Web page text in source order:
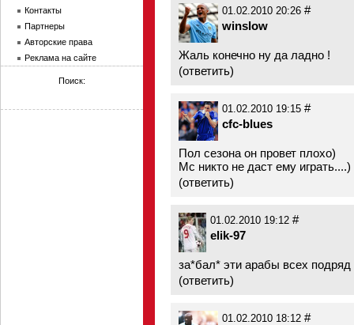
01.02.2010 20:26 #
winslow
Жаль конечно ну да ладно !
(ответить)
01.02.2010 19:15 #
cfc-blues
Пол сезона он провет плохо)
Мс никто не даст ему играть....)
(ответить)
01.02.2010 19:12 #
elik-97
за*бал* эти арабы всех
(ответить)
01.02.2010 18:12 #
Контакты
Партнеры
Авторские права
Реклама на сайте
Поиск: